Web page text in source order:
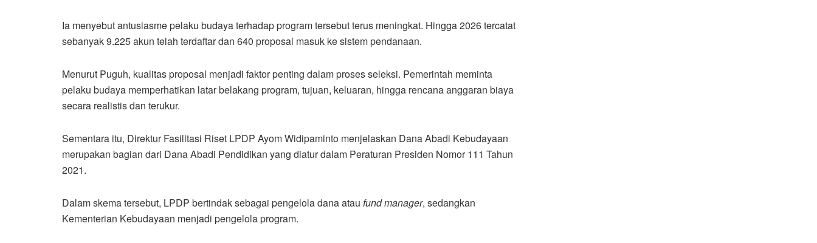
Ia menyebut antusiasme pelaku budaya terhadap program tersebut terus meningkat. Hingga 2026 tercatat
sebanyak 9.225 akun telah terdaftar dan 640 proposal masuk ke sistem pendanaan.
Menurut Puguh, kualitas proposal menjadi faktor penting dalam proses seleksi. Pemerintah meminta
pelaku budaya memperhatikan latar belakang program, tujuan, keluaran, hingga rencana anggaran biaya
secara realistis dan terukur.
Sementara itu, Direktur Fasilitasi Riset LPDP Ayom Widipaminto menjelaskan Dana Abadi Kebudayaan
merupakan bagian dari Dana Abadi Pendidikan yang diatur dalam Peraturan Presiden Nomor 111 Tahun
2021.
Dalam skema tersebut, LPDP bertindak sebagai pengelola dana atau fund manager, sedangkan
Kementerian Kebudayaan menjadi pengelola program.